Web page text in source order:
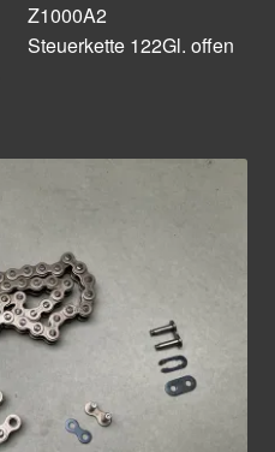
Z1000A2
Steuerkette 122Gl. offen